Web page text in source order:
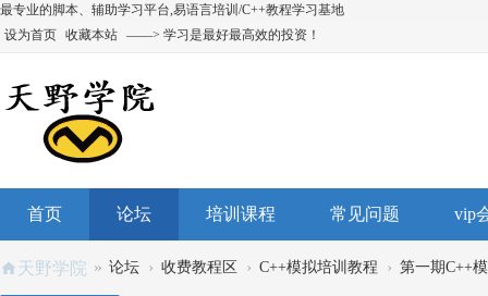
最专业的脚本、辅助学习平台,易语言培训/C++教程学习基地
设为首页 收藏本站 ——> 学习是最好最高效的投资！
首页 论坛 培训课程 常见问题 vip
天野学院 » 论坛 › 收费教程区 › C++模拟培训教程 › 第一期C++